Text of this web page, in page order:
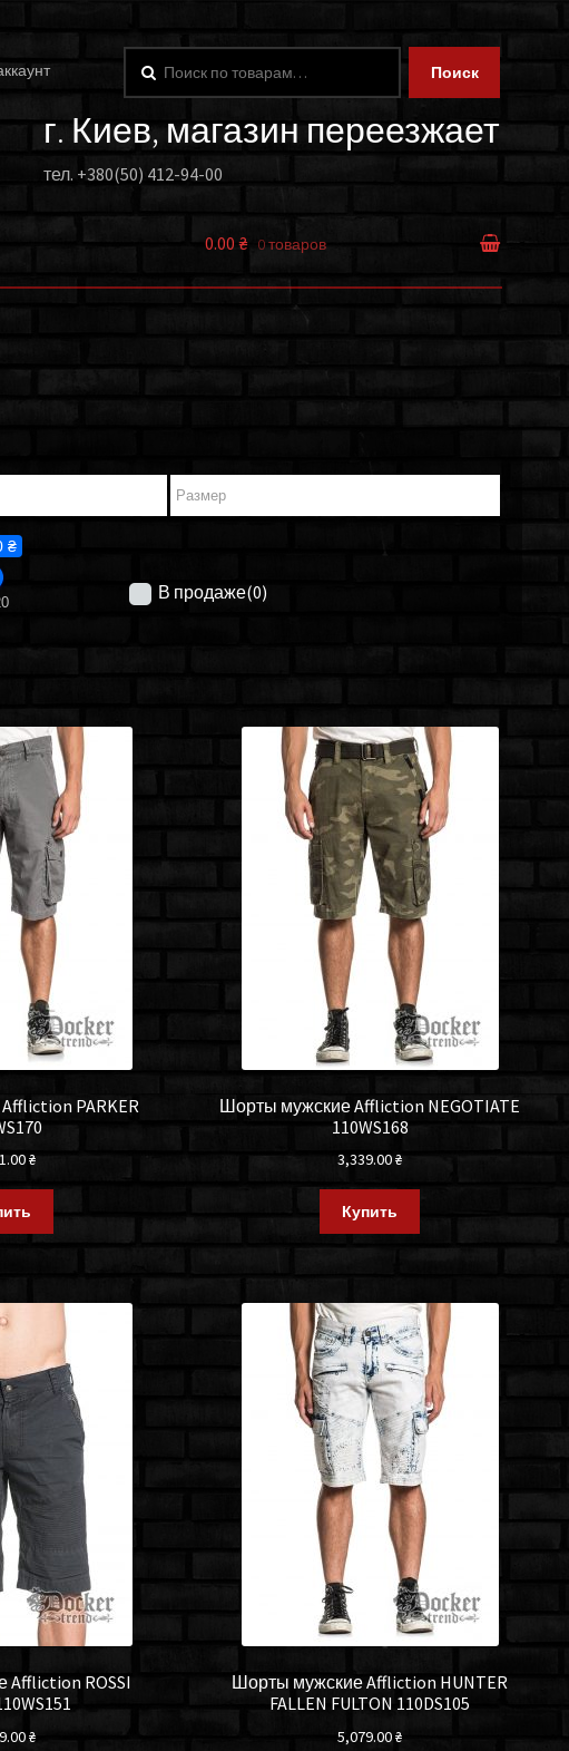
Поиск
г. Киев, магазин переезжает
тел. +380(50) 412-94-00
0.00 ₴ 0 товаров
₴
В продаже(0)
PARKER
₴
Шорты мужские Affliction NEGOTIATE
110WS168
3,339.00₴
Купить
ROSSI
₴
Шорты мужские Affliction HUNTER
FALLEN FULTON 110DS105
5,079.00₴